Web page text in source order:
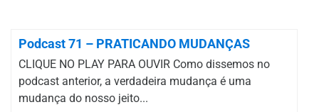
Podcast 71 – PRATICANDO MUDANÇAS
CLIQUE NO PLAY PARA OUVIR Como dissemos no
podcast anterior, a verdadeira mudança é uma
mudança do nosso jeito...